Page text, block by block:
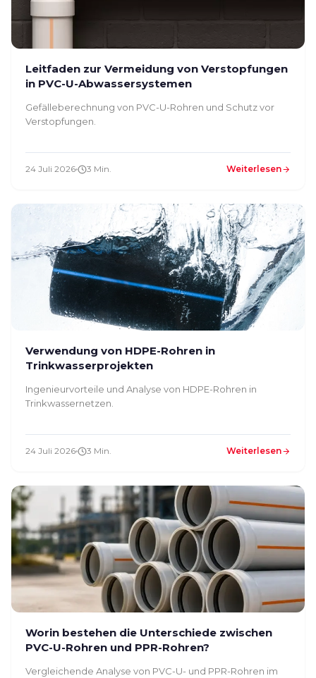
Leitfaden zur Vermeidung von Verstopfungen
in PVC-U-Abwassersystemen
Gefälleberechnung von PVC-U-Rohren und Schutz vor
Verstopfungen.
24 Juli 2026 3 Min. Weiterlesen
Verwendung von HDPE-Rohren in
Trinkwasserprojekten
Ingenieurvorteile und Analyse von HDPE-Rohren in
Trinkwassernetzen.
24 Juli 2026 3 Min. Weiterlesen
Worin bestehen die Unterschiede zwischen
PVC-U-Rohren und PPR-Rohren?
Vergleichende Analyse von PVC-U- und PPR-Rohren im